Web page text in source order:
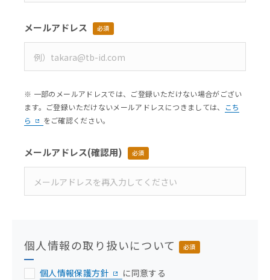
メールアドレス 必須
※ 一部のメールアドレスでは、ご登録いただけない場合がござい
ます。ご登録いただけないメールアドレスにつきましては、
こち
ら
をご確認ください。
メールアドレス(確認用) 必須
個人情報の取り扱いについて 必須
個人情報保護方針 に同意する